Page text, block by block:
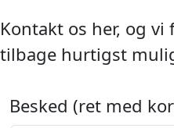
Kontakt os her, og vi
tilbage hurtigst
Besked (ret med